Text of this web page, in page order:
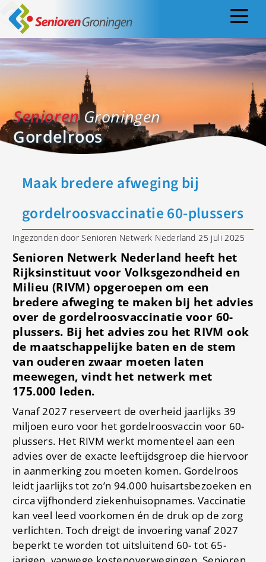
Senioren Groningen
Gordelroos
Maak bredere afweging bij
gordelroosvaccinatie 60-plussers
Ingezonden door Senioren Netwerk Nederland 25 juli 2025
Senioren Netwerk Nederland heeft het
Rijksinstituut voor Volksgezondheid en
Milieu (RIVM) opgeroepen om een
bredere afweging te maken bij het advies
over de gordelroosvaccinatie voor 60-
plussers. Bij het advies zou het RIVM ook
de maatschappelijke baten en de stem
van ouderen zwaar moeten laten
meewegen, vindt het netwerk met
175.000 leden.
Vanaf 2027 reserveert de overheid jaarlijks 39
miljoen euro voor het gordelroosvaccin voor 60-
plussers. Het RIVM werkt momenteel aan een
advies over de exacte leeftijdsgroep die hiervoor
in aanmerking zou moeten komen. Gordelroos
leidt jaarlijks tot zo’n 94.000 huisartsbezoeken en
circa vijfhonderd ziekenhuisopnames. Vaccinatie
kan veel leed voorkomen én de druk op de zorg
verlichten. Toch dreigt de invoering vanaf 2027
beperkt te worden tot uitsluitend 60- tot 65-